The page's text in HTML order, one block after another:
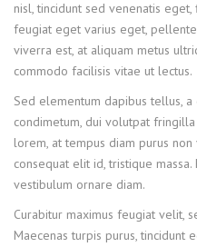
nisl, tincidunt sed venenatis
feugiat eget varius eget,
viverra est, at aliquam metus
commodo facilisis vitae ut lectus.
Sed elementum dapibus tellus,
condimetum, dui volutpat
lorem, at tempus diam purus
consequat elit id, tristique
vestibulum ornare diam.
Curabitur maximus feugiat velit,
Maecenas turpis purus, tincidunt